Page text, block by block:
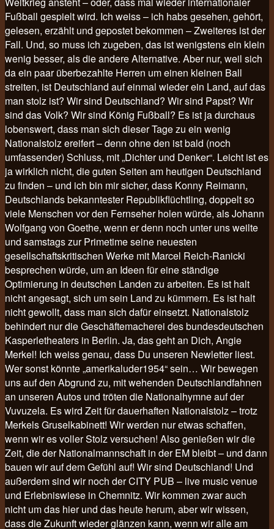
Fußball gespielt wird. Ich weiss – ich habs gesehen, gehört,
gelesen, erzählt und gepostet bekommen – Zweiteres ist der
Fall. Und, so muss ich zugeben, das ist wenigstens ein klein
wenig besser, als die andere Alternative. Aber nur, weil sich
da ein paar überbezahlte Herren um einen kleinen Ball
streiten, ist Deutschland auf einmal wieder ein Land, auf das
man stolz ist? Wir sind Deutschland? Wir sind Papst? Wir
sind das Volk? Wir sind König Fußball? Es ist ja durchaus
lobenswert, dass man sich dieser Tage zu ein wenig
Nationalstolz ereifert – denn ohne den ist bald (noch
umfassender) Schluss, mit „Dichter und Denker“. Leicht ist es
ja wirklich nicht, die guten Seiten am heutigen Deutschland
zu finden – und ich bin mir sicher, dass Konny Reimann,
Deutschlands bekanntester Republikflüchtling, doppelt so
viele Menschen vor den Fernseher holen würde, als Johann
Wolfgang von Goethe, wenn er denn noch unter uns weilte
und samstags zur Primetime seine neuesten
gesellschaftskritischen Werke mit Marcel Reich-Ranicki
besprechen würde, um an Ideen für eine ständige
Optimierung in deutschen Landen zu arbeiten. Es ist halt
nicht angesagt, sich um sein Land zu kümmern. Es ist halt
nicht gewollt, dass man sich dafür einsetzt. Nationalstolz
behindert nur die Geschäftemacherei des bundesdeutschen
Kasperletheaters in Berlin. Ja, das geht an Dich, Angie
Merkel! Ich weiss genau, dass Du unseren Newletter liest.
Wer sonst könnte „amerikaluder1954“ sein… Wir bewegen
uns auf den Abgrund zu, mit wehenden Deutschlandfahnen
an unseren Autos und tröten die Nationalhymne auf der
Vuvuzela. Es wird Zeit für dauerhaften Nationalstolz – trotz
Merkels Gruselkabinett! Wir werden nur etwas schaffen,
wenn wir es voller Stolz versuchen! Also genießen wir die
Zeit, die der Nationalmannschaft in der EM bleibt – und dann
bauen wir auf dem Gefühl auf! Wir sind Deutschland! Und
außerdem sind wir noch der CITY PUB – live music venue
und Erlebniswiese in Chemnitz. Wir kommen zwar auch
nicht um das hier und das heute herum, aber wir wissen,
dass die Zukunft wieder glänzen kann, wenn wir alle am